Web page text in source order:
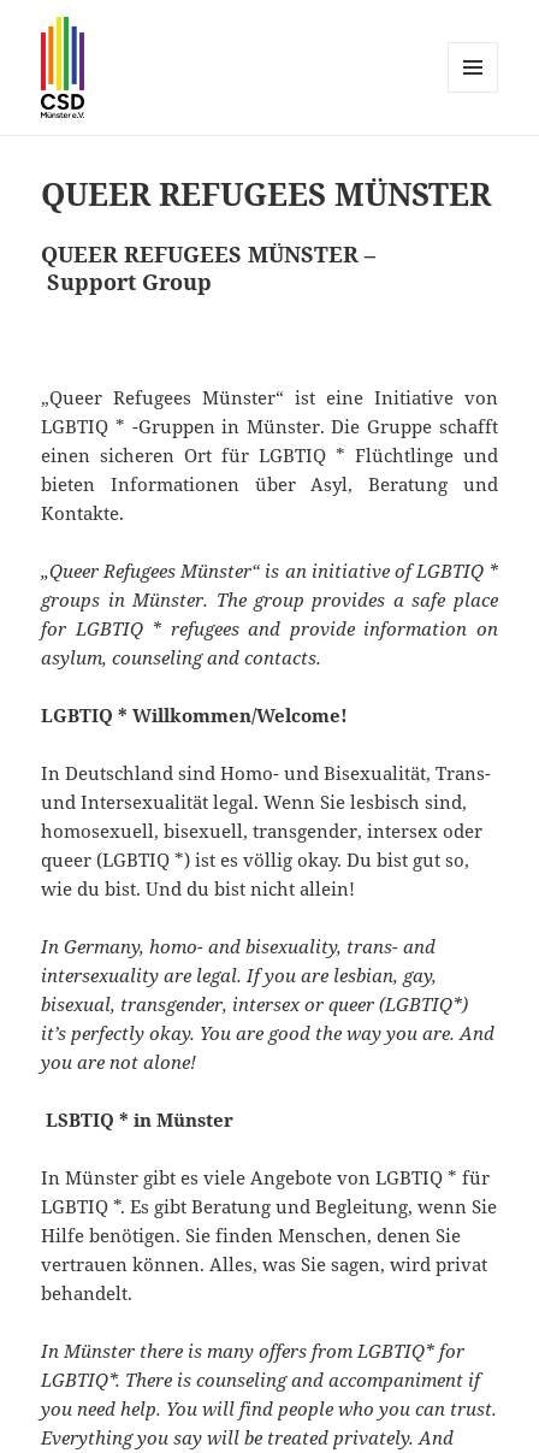
QUEER REFUGEES MÜNSTER
QUEER REFUGEES MÜNSTER –
Support Group
„Queer Refugees Münster“ ist eine Initiative von
LGBTIQ * -Gruppen in Münster. Die Gruppe schafft
einen sicheren Ort für LGBTIQ * Flüchtlinge und
bieten Informationen über Asyl, Beratung und
Kontakte.
„Queer Refugees Münster“ is an initiative of LGBTIQ *
groups in Münster. The group provides a safe place
for LGBTIQ * refugees and provide information on
asylum, counseling and contacts.
LGBTIQ * Willkommen/Welcome!
In Deutschland sind Homo- und Bisexualität, Trans-
und Intersexualität legal. Wenn Sie lesbisch sind,
homosexuell, bisexuell, transgender, intersex oder
queer (LGBTIQ *) ist es völlig okay. Du bist gut so,
wie du bist. Und du bist nicht allein!
In Germany, homo- and bisexuality, trans- and
intersexuality are legal. If you are lesbian, gay,
bisexual, transgender, intersex or queer (LGBTIQ*)
it’s perfectly okay. You are good the way you are. And
you are not alone!
LSBTIQ * in Münster
In Münster gibt es viele Angebote von LGBTIQ * für
LGBTIQ *. Es gibt Beratung und Begleitung, wenn Sie
Hilfe benötigen. Sie finden Menschen, denen Sie
vertrauen können. Alles, was Sie sagen, wird privat
behandelt.
In Münster there is many offers from LGBTIQ* for
LGBTIQ*. There is counseling and accompaniment if
you need help. You will find people who you can trust.
Everything you say will be treated privately. And